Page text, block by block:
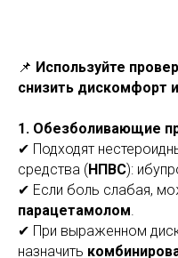
📌 Используйте
снизить дискомфорт
1. Обезболивающие
✔ Подходят
средства (НПВС):
✔ Если боль слабая,
парацетамолом
✔ При выраженном
назначить